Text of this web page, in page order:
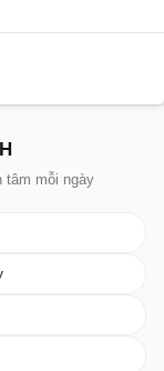
tâm mỗi ngày